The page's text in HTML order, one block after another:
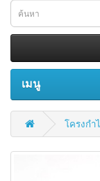
เมนู
โครงกำ